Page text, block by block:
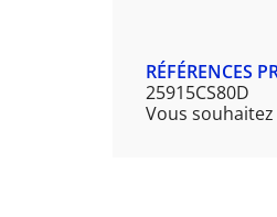
RÉFÉRENCES
25915CS80D
Vous